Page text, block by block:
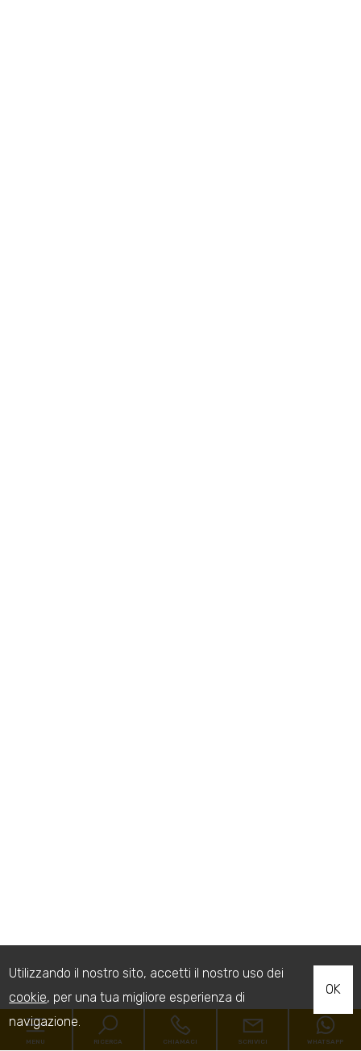
MENU RICERCA CHIAMACI SCRIVICI WHATSAPP
Utilizzando il nostro sito, accetti il nostro uso dei
cookie, per una tua migliore esperienza di
navigazione.
OK